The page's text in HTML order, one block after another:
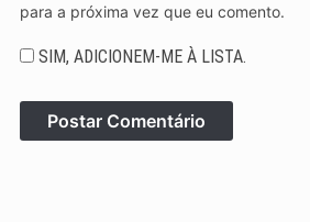
para a próxima vez que eu comento.
SIM, ADICIONEM-ME À LISTA.